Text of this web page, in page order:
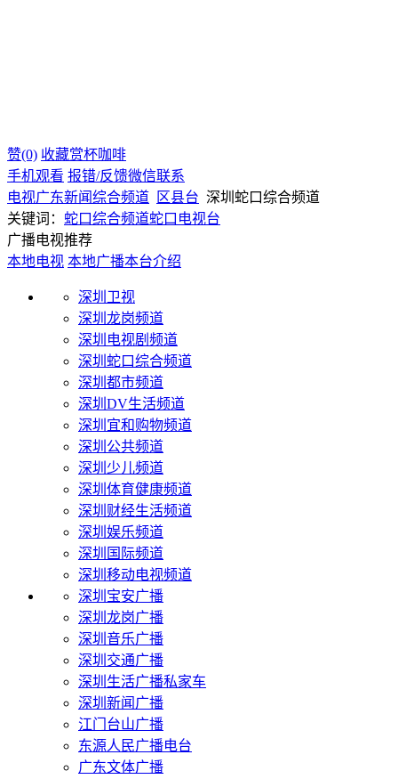
赞(0) 收藏赏杯咖啡
手机观看 报错/反馈微信联系
电视广东新闻综合频道 区县台 深圳蛇口综合频道
关键词： 蛇口综合频道蛇口电视台
广播电视推荐
本地电视 本地广播本台介绍
深圳卫视
深圳龙岗频道
深圳电视剧频道
深圳蛇口综合频道
深圳都市频道
深圳DV生活频道
深圳宜和购物频道
深圳公共频道
深圳少儿频道
深圳体育健康频道
深圳财经生活频道
深圳娱乐频道
深圳国际频道
深圳移动电视频道
深圳宝安广播
深圳龙岗广播
深圳音乐广播
深圳交通广播
深圳生活广播私家车
深圳新闻广播
江门台山广播
东源人民广播电台
广东文体广播